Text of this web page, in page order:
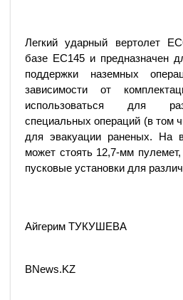
Легкий ударный вертолет
базе ЕС145 и предназначен
поддержки наземных
зависимости от
использоваться для
специальных операций (в том
для эвакуации раненых. На
может стоять 12,7-мм
пусковые установки для
Айгерим ТУКУШЕВА
BNews.KZ